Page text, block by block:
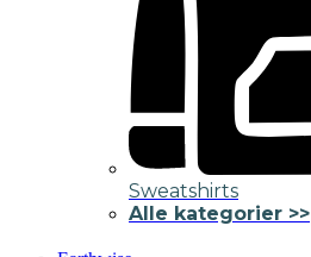
Sweatshirts
Alle kategorier >>